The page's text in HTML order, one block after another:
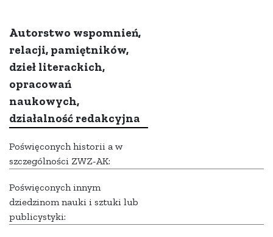
Autorstwo wspomnień,
relacji, pamiętników,
dzieł literackich,
opracowań
naukowych,
działalność redakcyjna
Poświęconych historii a w
szczególności ZWZ-AK:
Poświęconych innym
dziedzinom nauki i sztuki lub
publicystyki: